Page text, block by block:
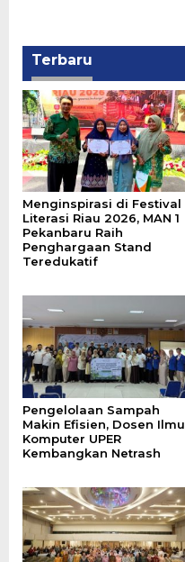
Terbaru
Menginspirasi di Festival
Literasi Riau 2026, MAN 1
Pekanbaru Raih
Penghargaan Stand
Teredukatif
Pengelolaan Sampah
Makin Efisien, Dosen Ilmu
Komputer UPER
Kembangkan Netrash